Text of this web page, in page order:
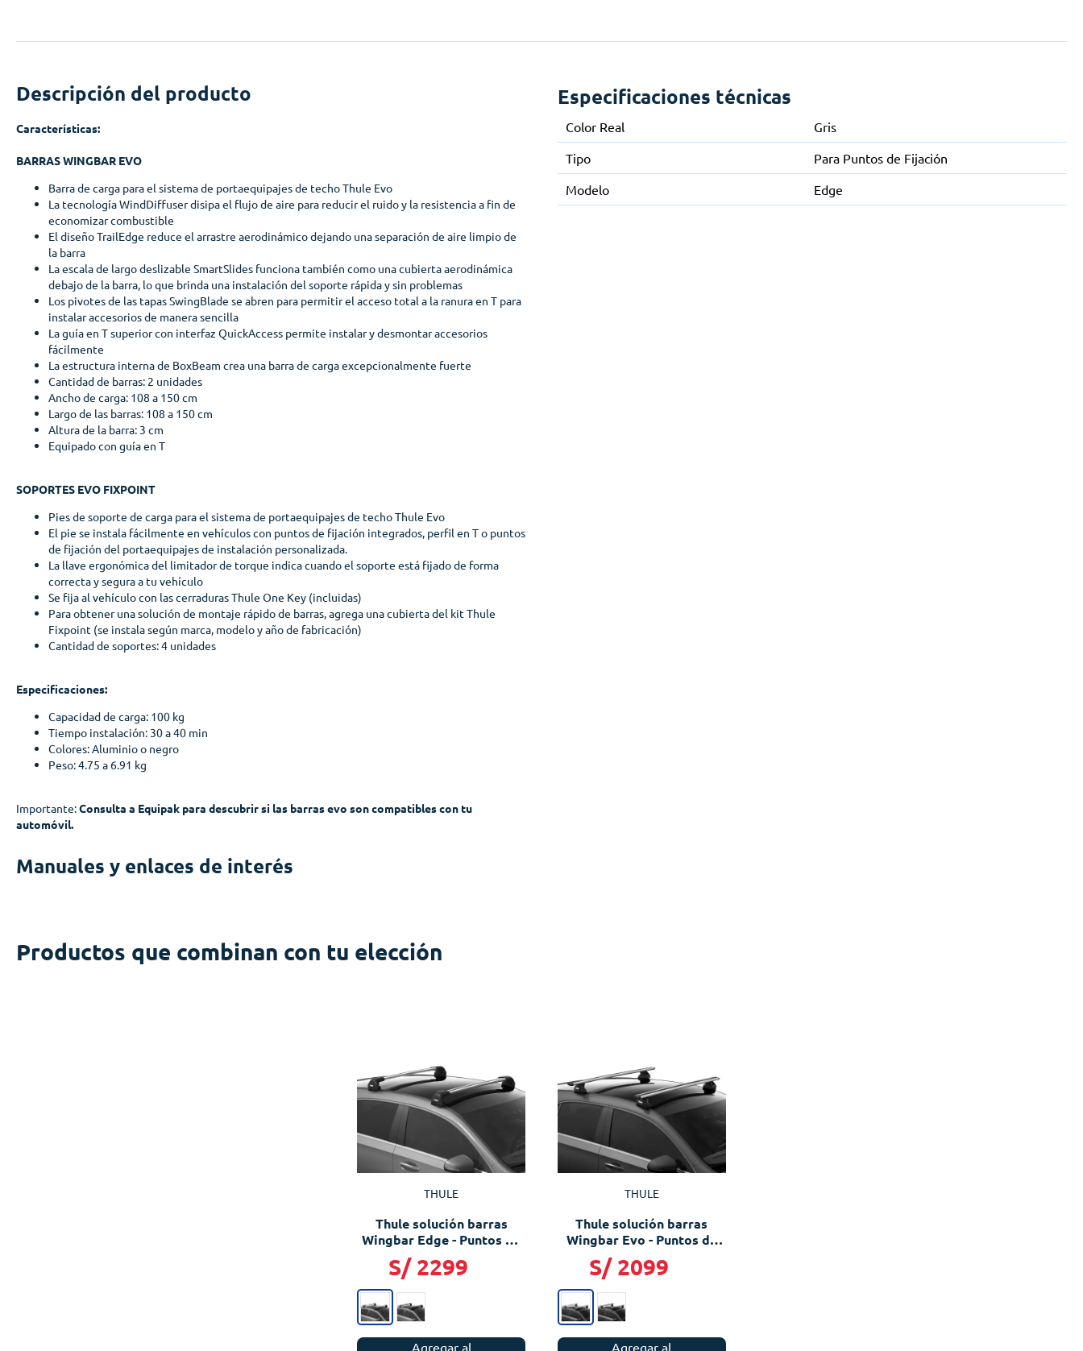
Descripción del producto
Características:
BARRAS WINGBAR EVO
Barra de carga para el sistema de portaequipajes de techo Thule Evo
La tecnología WindDiffuser disipa el flujo de aire para reducir el ruido y la resistencia a fin de
economizar combustible
El diseño TrailEdge reduce el arrastre aerodinámico dejando una separación de aire limpio de
la barra
La escala de largo deslizable SmartSlides funciona también como una cubierta aerodinámica
debajo de la barra, lo que brinda una instalación del soporte rápida y sin problemas
Los pivotes de las tapas SwingBlade se abren para permitir el acceso total a la ranura en T para
instalar accesorios de manera sencilla
La guía en T superior con interfaz QuickAccess permite instalar y desmontar accesorios
fácilmente
La estructura interna de BoxBeam crea una barra de carga excepcionalmente fuerte
Cantidad de barras: 2 unidades
Ancho de carga: 108 a 150 cm
Largo de las barras: 108 a 150 cm
Altura de la barra: 3 cm
Equipado con guía en T
SOPORTES EVO FIXPOINT
Pies de soporte de carga para el sistema de portaequipajes de techo Thule Evo
El pie se instala fácilmente en vehículos con puntos de fijación integrados, perfil en T o puntos
de fijación del portaequipajes de instalación personalizada.
La llave ergonómica del limitador de torque indica cuando el soporte está fijado de forma
correcta y segura a tu vehículo
Se fija al vehículo con las cerraduras Thule One Key (incluidas)
Para obtener una solución de montaje rápido de barras, agrega una cubierta del kit Thule
Fixpoint (se instala según marca, modelo y año de fabricación)
Cantidad de soportes: 4 unidades
Especificaciones:
Capacidad de carga: 100 kg
Tiempo instalación: 30 a 40 min
Colores: Aluminio o negro
Peso: 4.75 a 6.91 kg
Importante:Consulta a Equipak para descubrir si las barras evo son compatibles con tu
automóvil.
Manuales y enlaces de interés
Especificaciones técnicas
Color Real
Gris
Tipo
Para Puntos de Fijación
Modelo
Edge
Productos que combinan con tu elección
THULE
Thule solución barras
Wingbar Edge - Puntos de
Fijación
S/ 2299
Agregar al
THULE
Thule solución barras
Wingbar Evo - Puntos de
Fijación
S/ 2099
Agregar al